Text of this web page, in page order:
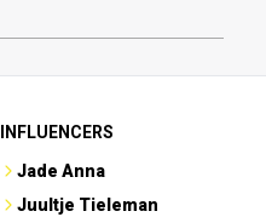
INFLUENCERS
Jade Anna
Juultje Tieleman